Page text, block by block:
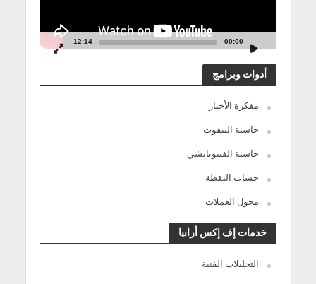
00:00
12:14
أدوات وبرامج
مفكرة الأخبار
حاسبة البيفوت
حاسبة الفيبوناتشي
حساب النقطة
محول العملات
خدمات إف إكس أرابيا
التحليلات الفنية